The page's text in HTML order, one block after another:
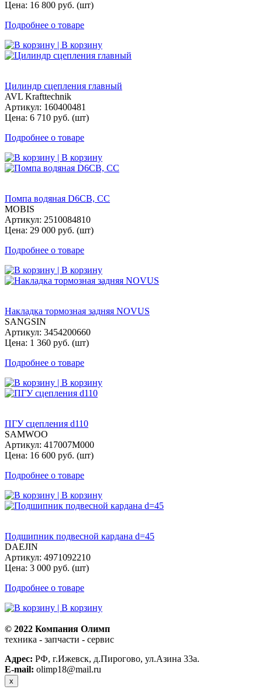
Цена: 16 800 руб. (шт)
Подробнее о товаре
| В корзину
Цилиндр сцепления главный
AVL Krafttechnik
Артикул: 160400481
Цена: 6 710 руб. (шт)
Подробнее о товаре
| В корзину
Помпа водяная D6CB, СС
MOBIS
Артикул: 2510084810
Цена: 29 000 руб. (шт)
Подробнее о товаре
| В корзину
Накладка тормозная задняя NOVUS
SANGSIN
Артикул: 3454200660
Цена: 1 360 руб. (шт)
Подробнее о товаре
| В корзину
ПГУ сцепления d110
SAMWOO
Артикул: 417007M000
Цена: 16 600 руб. (шт)
Подробнее о товаре
| В корзину
Подшипник подвесной кардана d=45
DAEJIN
Артикул: 4971092210
Цена: 3 000 руб. (шт)
Подробнее о товаре
| В корзину
© 2022 Компания Олимп
техника - запчасти - сервис
Адрес: РФ, г.Ижевск, д.Пирогово, ул.Азина 33а.
E-mail: olimp18@mail.ru
x